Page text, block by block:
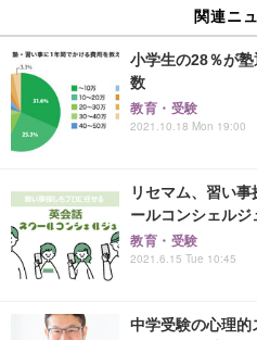
関連ニ
小学生の28％が
数
教育・受験
2021.10.18 Mon 19:00
リセマム、習い
ールコンシェル
教育・受験
2021.6.15 Tue 10:45
中学受験の心理的